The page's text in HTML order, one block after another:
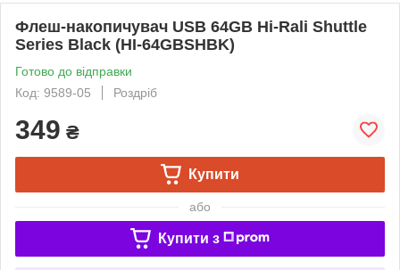
Флеш-накопичувач USB 64GB Hi-Rali Shuttle
Series Black (HI-64GBSHBK)
Готово до відправки
Код: 9589-05
Роздріб
349 ₴
Купити
або
Купити з